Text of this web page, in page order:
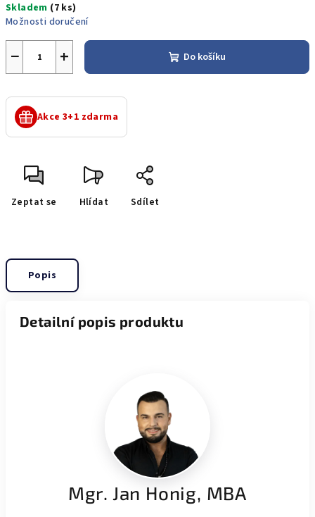
cena:
Skladem (7 ks)
Možnosti doručení
+
− Do košíku
Akce 3+1 zdarma
Zeptat se Hlídat Sdílet
Popis
Detailní popis produktu
Mgr. Jan Honig, MBA